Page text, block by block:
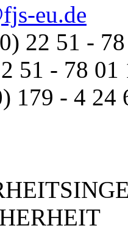
eu.de
22 51 -
51 - 78 01
179 - 4 24